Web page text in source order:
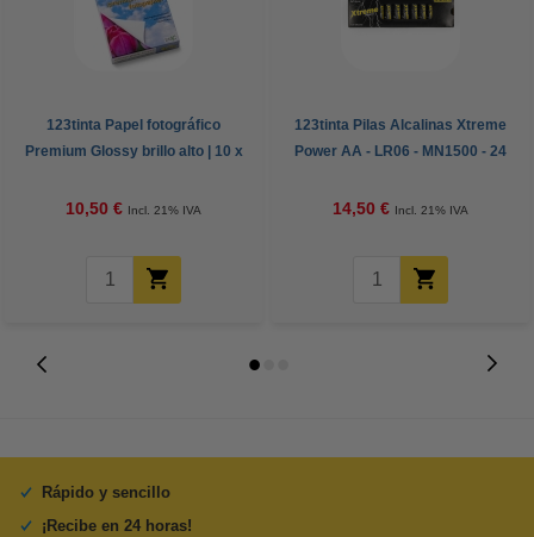
123tinta Papel fotográfico
Premium Glossy brillo alto | 10 x
10,50 € Incl. 21% IVA
123tinta Pilas Alcalinas Xtreme
Power AA - LR06 - MN1500 - 24
14,50 € Incl. 21% IVA
Rápido y sencillo
¡Recibe en 24 horas!